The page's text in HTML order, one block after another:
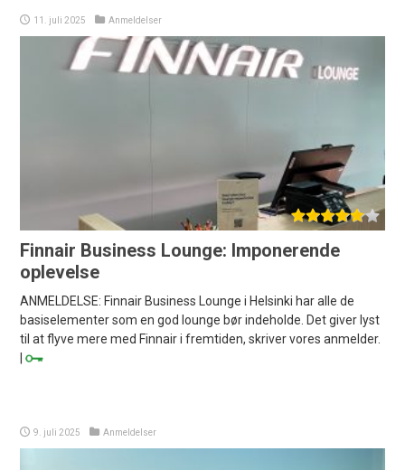
11. juli 2025 Anmeldelser
Finnair Business Lounge: Imponerende
oplevelse
ANMELDELSE: Finnair Business Lounge i Helsinki har alle de
basiselementer som en god lounge bør indeholde. Det giver lyst
til at flyve mere med Finnair i fremtiden, skriver vores anmelder.
|
9. juli 2025 Anmeldelser